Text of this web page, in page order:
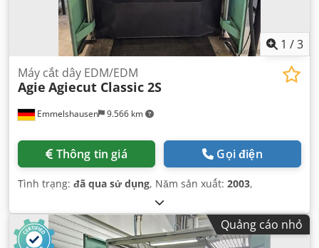
1 /3
Emmelshausen 9.566 km
Máy cắt dây EDM/EDM
Agie Agiecut Classic 2S
Thông tin giá Gọi điện
Tình trạng: đã qua sử dụng, Năm sản xuất: 2003,
Quảng cáo nhỏ